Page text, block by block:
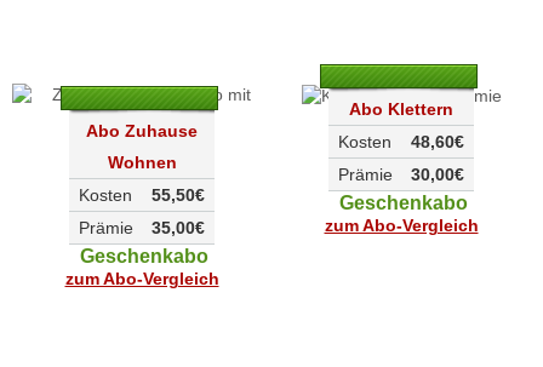
Abo Zuhause
Wohnen
55,50€
Kosten
35,00€
Prämie
Geschenkabo
zum Abo-Vergleich
Abo Klettern
48,60€
Kosten
30,00€
Prämie
Geschenkabo
zum Abo-Vergleich